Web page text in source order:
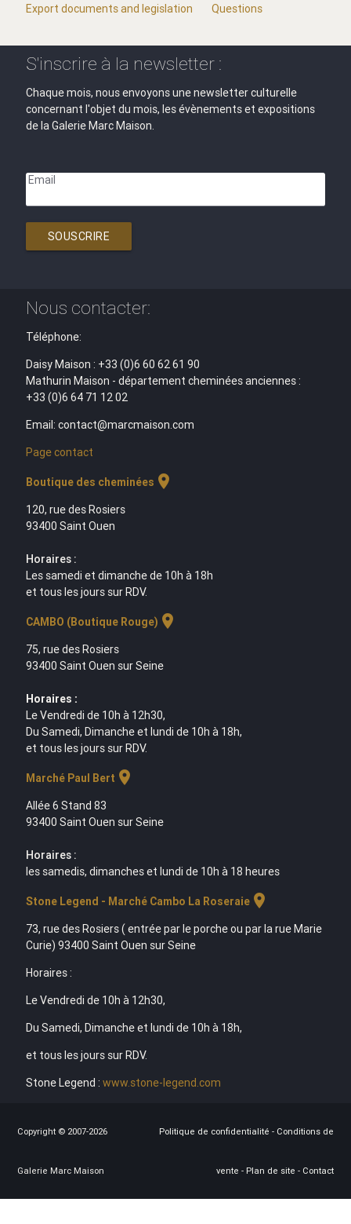
Export documents and legislation
Questions
S'inscrire à la newsletter :
Chaque mois, nous envoyons une newsletter culturelle
concernant l'objet du mois, les évènements et expositions
de la Galerie Marc Maison.
Email
SOUSCRIRE
Nous contacter:
Téléphone:
Daisy Maison : +33 (0)6 60 62 61 90
Mathurin Maison - département cheminées anciennes :
+33 (0)6 64 71 12 02
Email: contact@marcmaison.com
Page contact
Boutique des cheminées location_on
120, rue des Rosiers
93400 Saint Ouen
Horaires :
Les samedi et dimanche de 10h à 18h
et tous les jours sur RDV.
CAMBO (Boutique Rouge) location_on
75, rue des Rosiers
93400 Saint Ouen sur Seine
Horaires :
Le Vendredi de 10h à 12h30,
Du Samedi, Dimanche et lundi de 10h à 18h,
et tous les jours sur RDV.
Marché Paul Bert location_on
Allée 6 Stand 83
93400 Saint Ouen sur Seine
Horaires :
les samedis, dimanches et lundi de 10h à 18 heures
Stone Legend - Marché Cambo La Roseraielocation_on
73, rue des Rosiers ( entrée par le porche ou par la rue Marie
Curie) 93400 Saint Ouen sur Seine
Horaires :
Le Vendredi de 10h à 12h30,
Du Samedi, Dimanche et lundi de 10h à 18h,
et tous les jours sur RDV.
Stone Legend : www.stone-legend.com
Copyright © 2007-2026
Galerie Marc Maison
Politique de confidentialité - Conditions de
vente - Plan de site - Contact